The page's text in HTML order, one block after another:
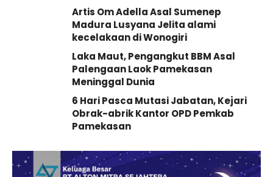
Artis Om Adella Asal Sumenep
Madura Lusyana Jelita alami
kecelakaan di Wonogiri
Laka Maut, Pengangkut BBM Asal
Palengaan Laok Pamekasan
Meninggal Dunia
6 Hari Pasca Mutasi Jabatan, Kejari
Obrak-abrik Kantor OPD Pemkab
Pamekasan